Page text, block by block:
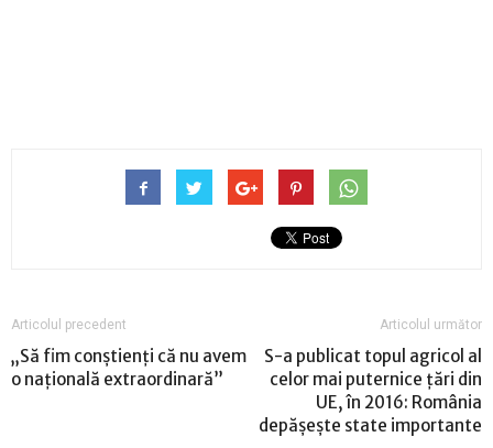
Articolul precedent
„Să fim conștienți că nu avem
o națională extraordinară”
Articolul următor
S-a publicat topul agricol al
celor mai puternice țări din
UE, în 2016: România
depășește state importante